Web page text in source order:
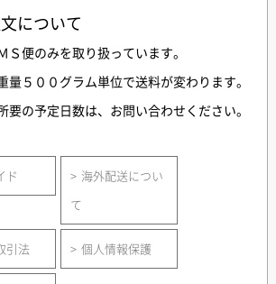
について
Ｓ便のみを取り扱っています。
量５００グラム単位で送料が変わります。
要の予定日数は、お問い合わせください。
ド
海外配送につい
て
引法 個人情報保護